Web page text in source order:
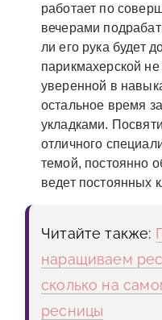
работает по
вечерами
ли его рука будет
парикмахерской
уверенной в
остальное время
укладками.
отличного
темой, постоянно
ведет постоянных
Читайте также:
наращиваем
сколько на
ресницы